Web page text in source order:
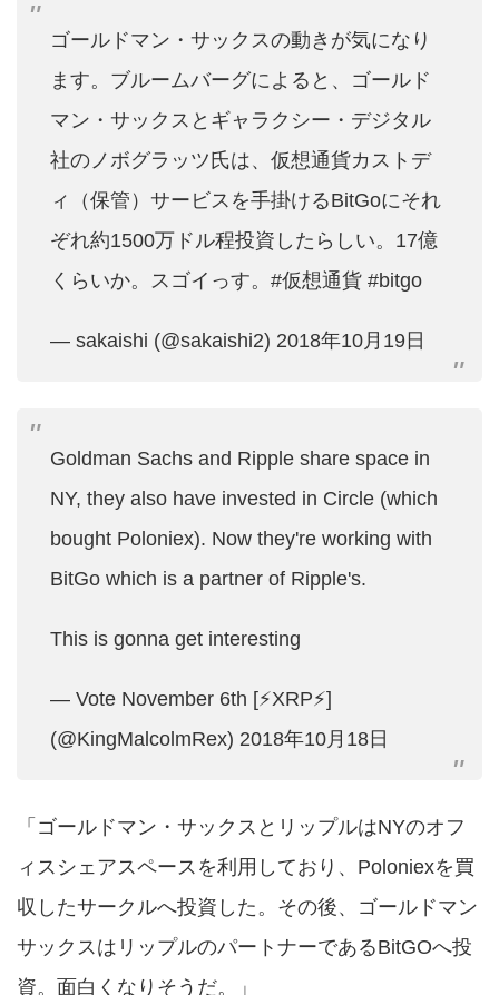
ゴールドマン・サックスの動きが気になり
ます。ブルームバーグによると、ゴールド
マン・サックスとギャラクシー・デジタル
社のノボグラッツ氏は、仮想通貨カストデ
ィ（保管）サービスを手掛けるBitGoにそれ
ぞれ約1500万ドル程投資したらしい。17億
くらいか。スゴイっす。 #仮想通貨 #bitgo
— sakaishi (@sakaishi2) 2018年10月19日
Goldman Sachs and Ripple share space in
NY, they also have invested in Circle (which
bought Poloniex). Now they're working with
BitGo which is a partner of Ripple's.
This is gonna get interesting
— Vote November 6th [⚡️XRP⚡️]
(@KingMalcolmRex) 2018年10月18日
「ゴールドマン・サックスとリップルはNYのオフ
ィスシェアスペースを利用しており、Poloniexを買
収したサークルへ投資した。その後、ゴールドマン
サックスはリップルのパートナーであるBitGOへ投
資。面白くなりそうだ。」